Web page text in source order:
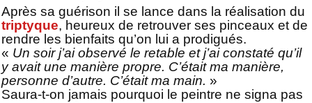
Après sa guérison il se lance dans la réalisation du
triptyque, heureux de retrouver ses pinceaux et de
rendre les bienfaits qu’on lui a prodigués.
« Un soir j’ai observé le retable et j’ai constaté qu’il
y avait une manière propre. C’était ma manière,
personne d’autre. C’était ma main. »
Saura-t-on jamais pourquoi le peintre ne signa pas